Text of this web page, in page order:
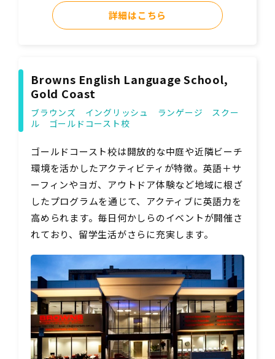
詳細はこちら
Browns English Language School,
Gold Coast
ブラウンズ イングリッシュ ランゲージ スクー
ル ゴールドコースト校
ゴールドコースト校は開放的な中庭や近隣ビーチ
環境を活かしたアクティビティが特徴。英語＋サ
ーフィンやヨガ、アウトドア体験など地域に根ざ
したプログラムを通じて、アクティブに英語力を
高められます。毎日何かしらのイベントが開催さ
れており、留学生活がさらに充実します。